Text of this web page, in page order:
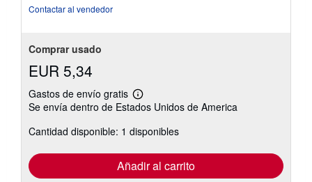
Contactar al vendedor
Comprar usado
EUR 5,34
Gastos de envío gratis
Más
información
las
tarifas
envío
Se envía dentro de Estados Unidos de America
Cantidad disponible: 1 disponibles
Añadir al carrito